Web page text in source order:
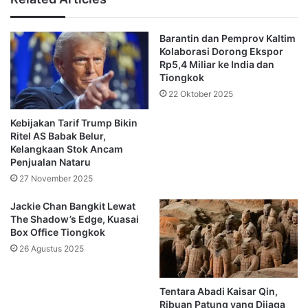
Wangkang, dengan menyatakan bahwa prosesi tersebut
wilayah Fujian di Tiongkok.
“Parade ini melambangkan unsur kebaikan dan persatuan
dan akan melibatkan lebih dari 43 kelompok,” ujarnya.
Daya tarik utamanya adalah perahu Wangkang bernama KR
Kapal Raja Perpaduan Aman berukuran hampir lima meter
disertai dua replika kapal yang menempuh jarak hampir 9,5
kilometer.
“Parade akan dimulai pada pukul 08.30 dari Museum
Wangkang di Melaka, meliputi berbagai rute, dan
diperkirakan akan melibatkan sekitar 22 pemberhentian,
melambangkan ajakan makhluk halus pengembara untuk
Kebijakan Tarif Trump Bikin
Ritel AS Babak Belur,
Kelangkaan Stok Ancam
Penjualan Nataru
27 November 2025
Barantin dan Pemprov Kaltim
Kolaborasi Dorong Ekspor
Rp5,4 Miliar ke India dan
Tiongkok
22 Oktober 2025
Jackie Chan Bangkit Lewat
The Shadow’s Edge, Kuasai
Box Office Tiongkok
26 Agustus 2025
Tentara Abadi Kaisar Qin,
Ribuan Patung yang Dijaga